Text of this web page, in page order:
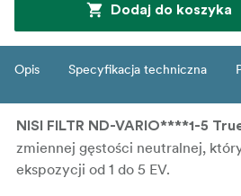
Dodaj do koszyka
Opis Specyfikacja techniczna
NISI FILTR ND-VARIO****1-5
zmiennej gęstości neutralnej,
ekspozycji od 1 do 5 EV.